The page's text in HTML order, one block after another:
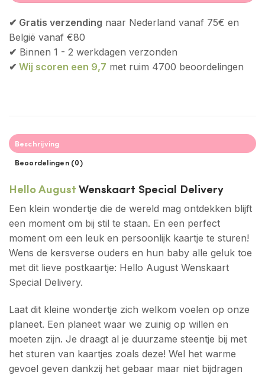
✔ Gratis verzending naar Nederland vanaf 75€ en
België vanaf €80
✔ Binnen 1 - 2 werkdagen verzonden
✔ Wij scoren een 9,7 met ruim 4700 beoordelingen
Beschrijving
Beoordelingen (0)
Hello AugustWenskaart Special Delivery
Een klein wondertje die de wereld mag ontdekken blijft
een moment om bij stil te staan. En een perfect
moment om een leuk en persoonlijk kaartje te sturen!
Wens de kersverse ouders en hun baby alle geluk toe
met dit lieve postkaartje: Hello August Wenskaart
Special Delivery.
Laat dit kleine wondertje zich welkom voelen op onze
planeet. Een planeet waar we zuinig op willen en
moeten zijn. Je draagt al je duurzame steentje bij met
het sturen van kaartjes zoals deze! Wel het warme
gevoel geven dankzij het gebaar maar niet bijdragen